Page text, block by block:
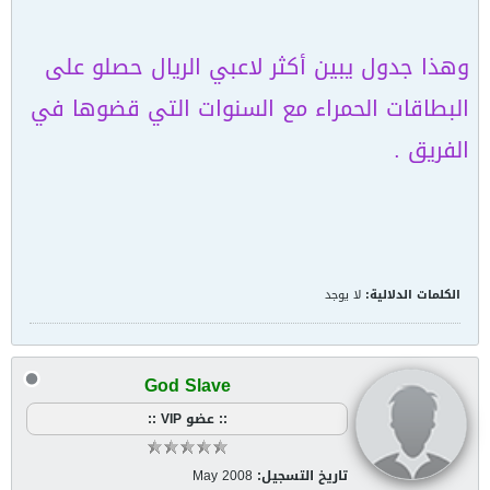
وهذا جدول يبين أكثر لاعبي الريال حصلو على
البطاقات الحمراء مع السنوات التي قضوها في
الفريق .
الكلمات الدلالية: لا يوجد
God Slave
:: عضو VIP ::
تاريخ التسجيل: May 2008